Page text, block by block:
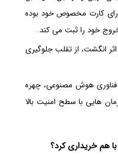
کارت مخصوص خود بوده
خود را ثبت می کند.
انگشت، از تقلب جلوگیری
هوش مصنوعی، چهره
هایی با سطح امنیت بالا
با هم خریداری کرد؟